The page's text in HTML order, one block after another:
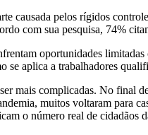
causada pelos rígidos
com sua pesquisa, 74%
oportunidades
se aplica a trabalhadores
mais complicadas. No
muitos voltaram para
o número real de